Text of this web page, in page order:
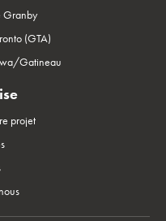
Granby
(GTA)
Gatineau
projet